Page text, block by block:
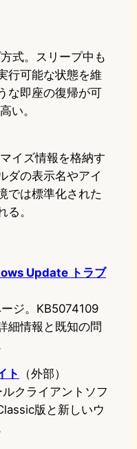
式。スリープ中も
行可能な状態を維
な即座の復帰が可
い。
イズ情報を格納す
ダの表示名やアイ
では標準化された
。
Update トラブ
ジ。KB5074109
細情報と既知の問
ト
（外部）
クライアントソフ
版と新しいウ